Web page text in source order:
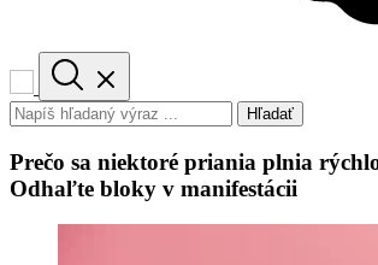
Hľadať
Prečo sa niektoré priania plnia
Odhaľte bloky v manifestácii